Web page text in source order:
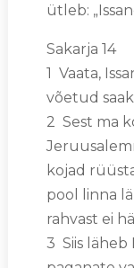
ütleb:
Sakarja 14
1 Vaata,
võetud
2 Sest ma
kojad
pool linna
rahvast ei
3 Siis läheb